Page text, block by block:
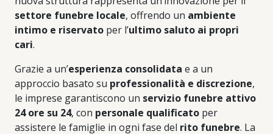
settore funebre locale, offrendo un ambiente
intimo e riservato per l’ultimo saluto ai propri
cari.
Grazie a un’esperienza consolidata e a un
approccio basato su professionalità e discrezione,
le imprese garantiscono un servizio funebre attivo
24 ore su 24, con personale qualificato per
assistere le famiglie in ogni fase del rito funebre. La